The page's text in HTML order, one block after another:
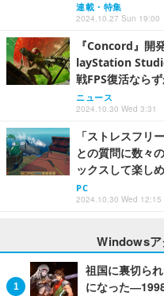
連載・特集
2024.10.27 Sun 19:00
『Concord』開
layStation
戦FPS復活なら
ニュース
2024.10.30 Wed 3:31
「ストレスフリ
との質問に数々
ックスして楽し
PC
2024.10.30 Wed 12:15
Windowsア
祖国に裏切ら
になった